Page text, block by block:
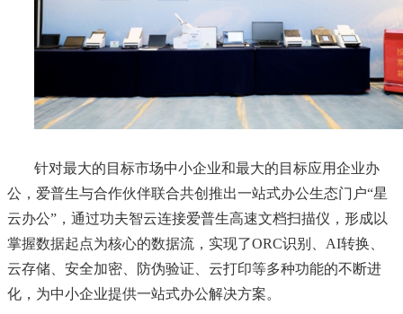
针对最大的目标市场中小企业和最大的目标应用企业办
公，爱普生与合作伙伴联合共创推出一站式办公生态门户“星
云办公”，通过功夫智云连接爱普生高速文档扫描仪，形成以
掌握数据起点为核心的数据流，实现了ORC识别、AI转换、
云存储、安全加密、防伪验证、云打印等多种功能的不断进
化，为中小企业提供一站式办公解决方案。